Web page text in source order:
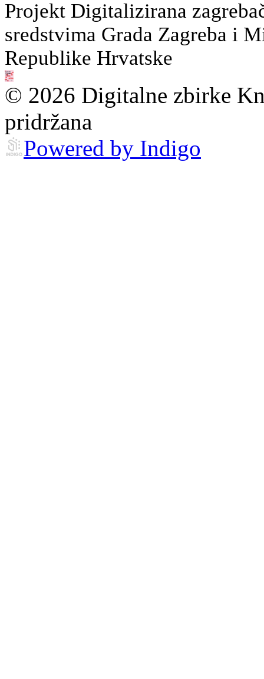
Projekt Digitalizirana
sredstvima Grada Zagreba i
Republike Hrvatske
© 2026 Digitalne zbirke
pridržana
Powered by Indigo